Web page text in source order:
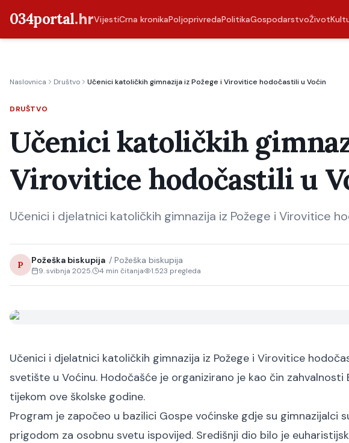
034portal.hrVijestiCrna kronikaPoljoprivredaPolitikaGospodarstvoŽivot
Naslovnica Društvo Učenici katoličkih gimnazija iz Požege i Virovitice hodočastili u Voćin
DRUŠTVO
Učenici katoličkih
Virovitice hodočastili u
Učenici i djelatnici katoličkih gimnazija iz Požege i Virovitice
P Požeška biskupija / Požeška biskupija
9. svibnja 2025. 4 min čitanja 1.523 pregleda
Učenici i djelatnici katoličkih gimnazija iz Požege i Virovitice
svetište u Voćinu. Hodočašće je organizirano je kao čin
tijekom ove školske godine.
Program je započeo u bazilici Gospe voćinske gdje su gimnazijalci
prigodom za osobnu svetu ispovijed. Središnji dio bilo je